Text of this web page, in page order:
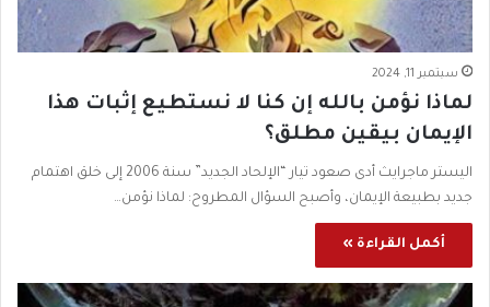
سبتمبر 11, 2024
لماذا نؤمن بالله إن كنا لا نستطيع إثبات هذا
الإيمان بيقين مطلق؟
اليستر ماجرايث أدى صعود تيار “الإلحاد الجديد” سنة 2006 إلى خلق اهتمام
جديد بطبيعة الإيمان، وأصبح السؤال المطروح: لماذا نؤمن…
أكمل القراءة »